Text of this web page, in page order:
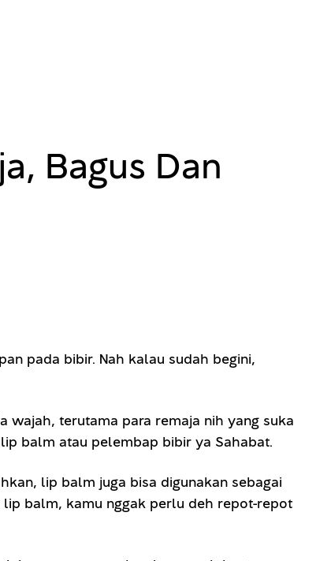
Bagus Dan
pada bibir. Nah kalau sudah begini,
wajah, terutama para remaja nih yang suka
balm atau pelembap bibir ya Sahabat.
lip balm juga bisa digunakan sebagai
lip balm, kamu nggak perlu deh repot-repot